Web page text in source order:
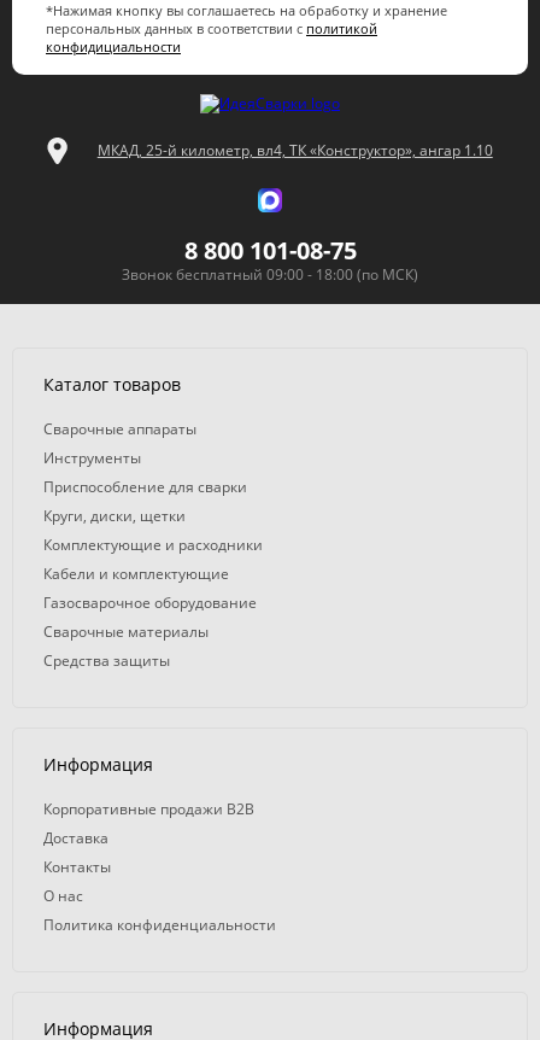
*Нажимая кнопку вы соглашаетесь на обработку и хранение
персональных данных в соответствии с политикой
конфидициальности
МКАД, 25-й километр, вл4, ТК «Конструктор», ангар 1.10
8 800 101-08-75
Звонок бесплатный 09:00 - 18:00 (по МСК)
Каталог товаров
Сварочные аппараты
Инструменты
Приспособление для сварки
Круги, диски, щетки
Комплектующие и расходники
Кабели и комплектующие
Газосварочное оборудование
Сварочные материалы
Средства защиты
Информация
Корпоративные продажи B2B
Доставка
Контакты
О нас
Политика конфиденциальности
Информация